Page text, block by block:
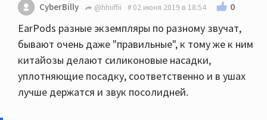
CyberBilly @hhiiffii 02 июня 2019 в 18:54 0
EarPods разные экземпляры по разному звучат,
бывают очень даже "правильные", к тому же к ним
китайозы делают силиконовые насадки,
уплотняющие посадку, соответственно и в ушах
лучше держатся и звук посолидней.